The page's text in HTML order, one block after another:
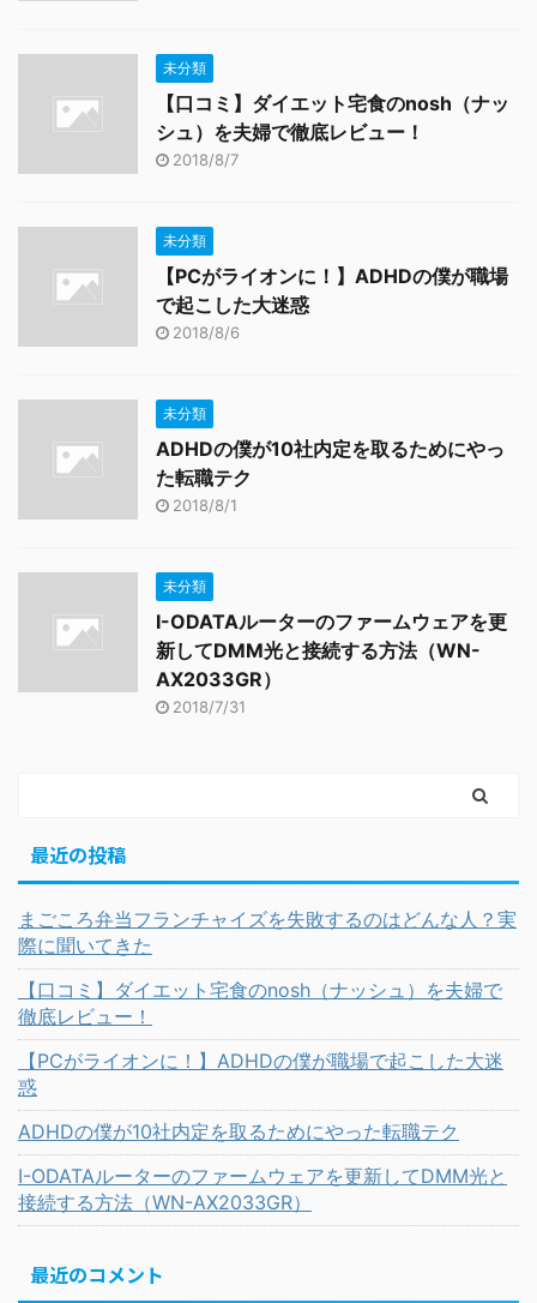
未分類
【口コミ】ダイエット宅食のnosh（ナッ
シュ）を夫婦で徹底レビュー！
2018/8/7
未分類
【PCがライオンに！】ADHDの僕が職場
で起こした大迷惑
2018/8/6
未分類
ADHDの僕が10社内定を取るためにやっ
た転職テク
2018/8/1
未分類
I-ODATAルーターのファームウェアを更
新してDMM光と接続する方法（WN-
AX2033GR）
2018/7/31
最近の投稿
まごころ弁当フランチャイズを失敗するのはどんな人？実
際に聞いてきた
【口コミ】ダイエット宅食のnosh（ナッシュ）を夫婦で
徹底レビュー！
【PCがライオンに！】ADHDの僕が職場で起こした大迷
惑
ADHDの僕が10社内定を取るためにやった転職テク
I-ODATAルーターのファームウェアを更新してDMM光と
接続する方法（WN-AX2033GR）
最近のコメント